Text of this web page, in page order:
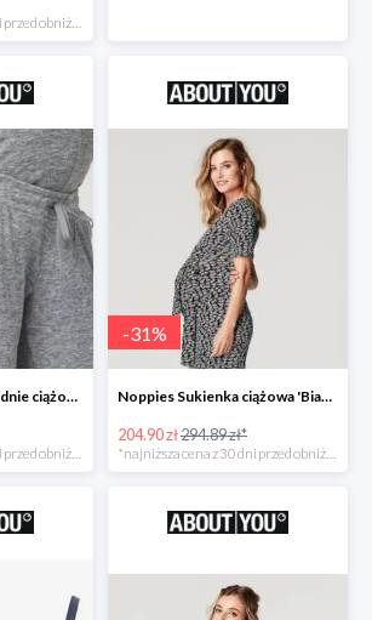
*najniższa cena z 30 dni przed obniżką
MAMALICIOUS Spodnie ciążowe -21%
-31%
Noppies Sukienka ciążowa 'Bianca' -31%
204.90 zł294.89 zł*